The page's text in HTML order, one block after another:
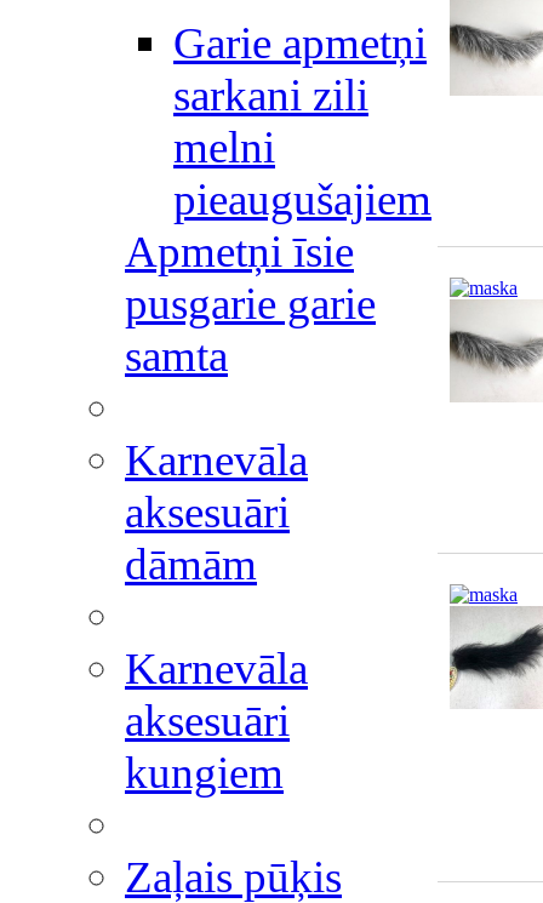
Garie apmetņi
sarkani zili
melni
pieaugušajiem
Apmetņi īsie
pusgarie garie
samta
Karnevāla
aksesuāri
dāmām
Karnevāla
aksesuāri
kungiem
Zaļais pūķis